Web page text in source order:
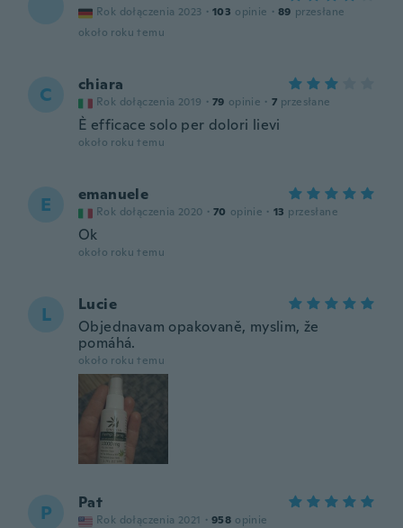
Rok dołączenia 2023 · 103 opinie · 89 przesłane
około roku temu
C chiara
Rok dołączenia 2019 · 79 opinie · 7 przesłane
È efficace solo per dolori lievi
około roku temu
E emanuele
Rok dołączenia 2020 · 70 opinie · 13 przesłane
Ok
około roku temu
L
Lucie
Objednavam opakovaně, myslim, že
pomáhá.
około roku temu
P Pat
Rok dołączenia 2021 · 958 opinie